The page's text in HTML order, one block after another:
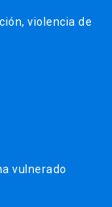
violencia de
vulnerado